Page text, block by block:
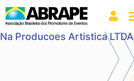
Na Producoes Artistica LTDA